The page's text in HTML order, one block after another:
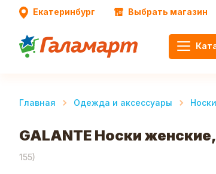
Екатеринбург Выбрать магазин
Главная Одежда и аксессуары
GALANTE Носки
155)